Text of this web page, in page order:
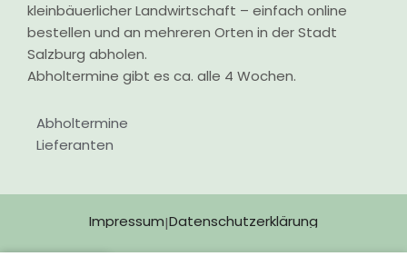
kleinbäuerlicher Landwirtschaft – einfach online
bestellen und an mehreren Orten in der Stadt
Salzburg abholen.
Abholtermine gibt es ca. alle 4 Wochen.
Abholtermine
Lieferanten
Impressum|Datenschutzerklärung